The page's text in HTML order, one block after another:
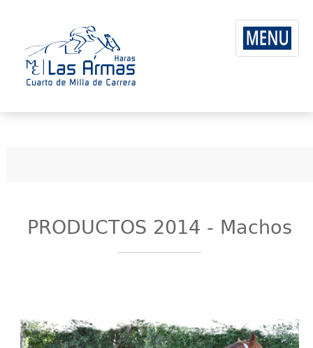
PRODUCTOS 2014 - Machos